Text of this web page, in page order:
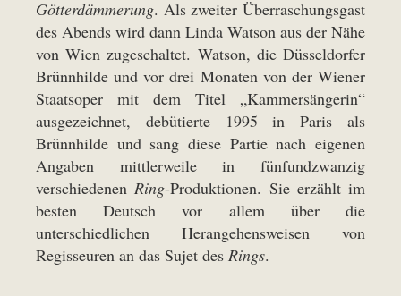
Götterdämmerung. Als zweiter Überraschungsgast
des Abends wird dann Linda Watson aus der Nähe
von Wien zugeschaltet. Watson, die Düsseldorfer
Brünnhilde und vor drei Monaten von der Wiener
Staatsoper mit dem Titel „Kammersängerin“
ausgezeichnet, debütierte 1995 in Paris als
Brünnhilde und sang diese Partie nach eigenen
Angaben mittlerweile in fünfundzwanzig
verschiedenenRing-Produktionen. Sie erzählt im
besten Deutsch vor allem über die
unterschiedlichen Herangehensweisen von
Regisseuren an das Sujet des Rings.